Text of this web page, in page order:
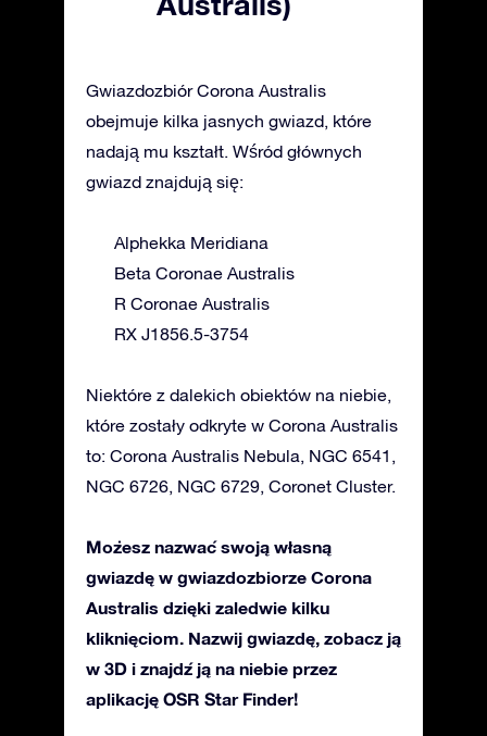
Gwiazdozbiór Corona Australis
obejmuje kilka jasnych gwiazd, które
nadają mu kształt. Wśród głównych
gwiazd znajdują się:
Alphekka Meridiana
Beta Coronae Australis
R Coronae Australis
RX J1856.5-3754
Niektóre z dalekich obiektów na niebie,
które zostały odkryte w Corona Australis
to: Corona Australis Nebula, NGC 6541,
NGC 6726, NGC 6729, Coronet Cluster.
Możesz nazwać swoją własną
gwiazdę w gwiazdozbiorze Corona
Australis dzięki zaledwie kilku
kliknięciom. Nazwij gwiazdę, zobacz ją
w 3D i znajdź ją na niebie przez
aplikację OSR Star Finder!